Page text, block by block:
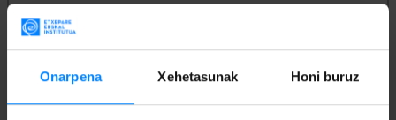
Onarpena Xehetasunak Honi buruz
(+34) 943 023 402
Jaurlaritzaren